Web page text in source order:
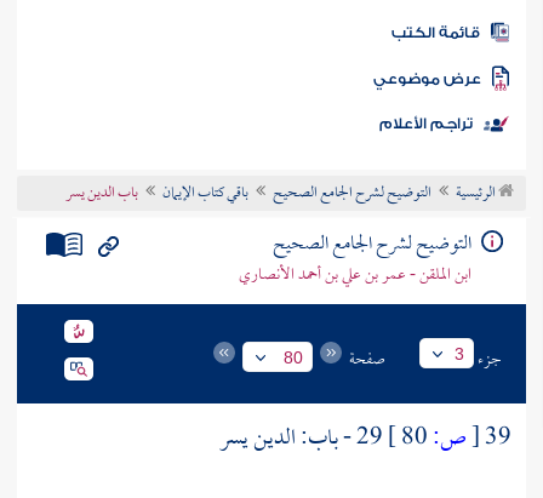
المكتبة
الكتب
موضوعي
تراجم الأعلام
الرئيسية التوضيح لشرح الجامع الصحيح باقي كتاب الإيمان باب الدين يسر
التوضيح لشرح الجامع الصحيح
ابن الملقن - عمر بن علي بن أحمد الأنصاري
جزء 3 صفحة 80
39
[ص:
29 - باب: الدين يسر